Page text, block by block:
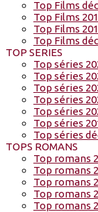
Top Films
Top Films
Top Films
Top Films
TOP SERIES
Top séries
Top séries
Top séries
Top séries
Top séries
Top séries
Top séries
TOPS ROMANS
Top romans
Top romans
Top romans
Top romans
Top romans